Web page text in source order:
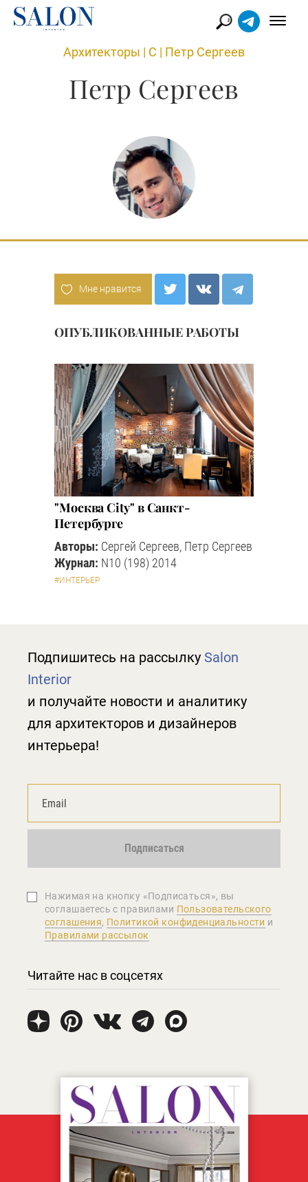
Архитекторы | С | Петр Сергеев
Петр Сергеев
Мне нравится
ОПУБЛИКОВАННЫЕ РАБОТЫ
"Москва Сity" в Санкт-
Петербурге
Авторы: Сергей Сергеев, Петр Сергеев
Журнал: N10 (198) 2014
#ИНТЕРЬЕР
Подпишитесь на рассылку Salon
Interior
и получайте новости и аналитику
для архитекторов и дизайнеров
интерьера!
Подписаться
Нажимая на кнопку «Подписаться», вы
соглашаетеcь с правилами Пользовательского
соглашения, Политикой конфиденциальности и
Правилами рассылок
Читайте нас в соцсетях